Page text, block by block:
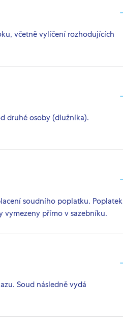
včetně vylíčení rozhodujících
druhé osoby (dlužníka).
soudního poplatku. Poplatek
vymezeny přímo v sazebníku.
Soud následně vydá